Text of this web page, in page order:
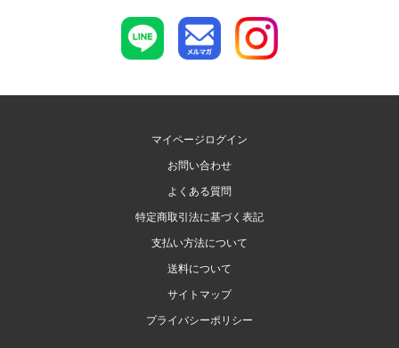
マイページログイン
お問い合わせ
よくある質問
特定商取引法に基づく表記
支払い方法について
送料について
サイトマップ
プライバシーポリシー